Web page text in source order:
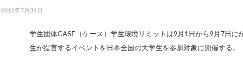
2012年7月31日
学生団体CASE（ケース）学生環境サミットは9月1日から9月7日
生が提言するイベントを日本全国の大学生を参加対象に開催する。